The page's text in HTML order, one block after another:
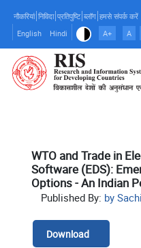
main
content
नौकरियां निविदा प्रतिपुष्टि ब्लॉग हमसे संपर्क करें
English
Hindi A+ A
WTO and Trade in
Software (EDS):
Options - An Indian
Published By: by
Download